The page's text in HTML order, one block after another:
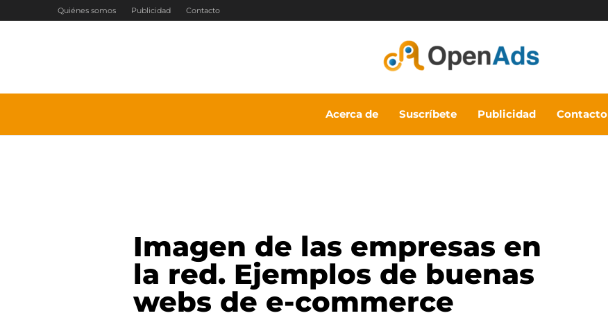
Quiénes somos Publicidad Contacto
Acerca de Suscríbete Publicidad Contacto
Imagen de las empresas en
la red. Ejemplos de buenas
webs de e-commerce